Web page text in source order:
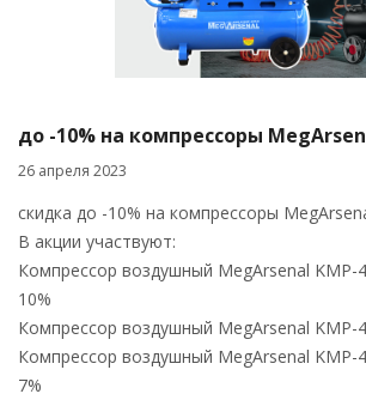
до -10% на компрессоры
26 апреля 2023
скидка до -10% на компрессоры
В акции участвуют:
Компрессор воздушный MegArsenal KMP-
10%
Компрессор воздушный MegArsenal KMP-
Компрессор воздушный MegArsenal KMP-
7%